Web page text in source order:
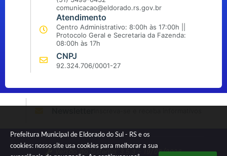
Prefeitura Municipal de Eldorado do Sul - RS e os
cookies: nosso site usa cookies para melhorar a sua
comunicacao@eldorado.rs.gov.br
Atendimento
Centro Administrativo: 8:00h às 17:00h ||
Protocolo Geral e Secretaria da Fazenda:
08:00h às 17h
CNPJ
92.324.706/0001-27
Versão do Sistema: 3.5.3 - 19/06/2026